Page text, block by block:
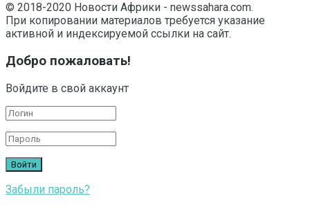
© 2018-2020 Новости Африки - newssahara.com.
При копировании материалов требуется указание
активной и индексируемой ссылки на сайт.
Добро пожаловать!
Войдите в свой аккаунт
Забыли пароль?